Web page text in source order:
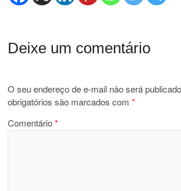
Deixe um comentário
O seu endereço de e-mail não será
obrigatórios são marcados com*
Comentário*